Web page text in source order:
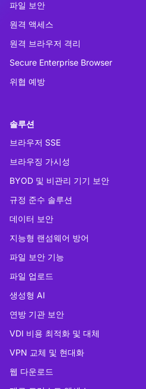
파일 보안
원격 액세스
원격 브라우저 격리
Secure Enterprise Browser
위협 예방
솔루션
브라우저 SSE
브라우징 가시성
BYOD 및 비관리 기기 보안
규정 준수 솔루션
데이터 보안
지능형 랜섬웨어 방어
파일 보안 기능
파일 업로드
생성형 AI
연방 기관 보안
VDI 비용 최적화 및 대체
VPN 교체 및 현대화
웹 다운로드